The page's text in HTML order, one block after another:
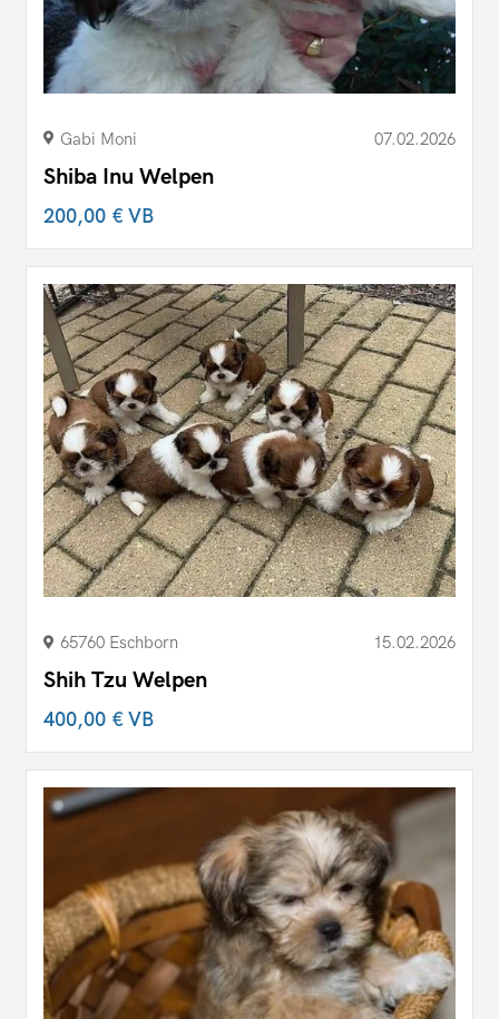
Gabi Moni 07.02.2026
Shiba Inu Welpen
200,00 €VB
65760 Eschborn 15.02.2026
Shih Tzu Welpen
400,00 €VB